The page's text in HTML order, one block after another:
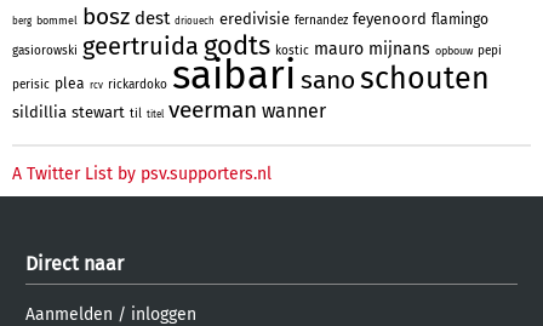
berg bommel bosz dest driouech eredivisie fernandez feyenoord flamingo
gasiorowski geertruida godts kostic mauro mijnans opbouw pepi
perisic plea rcv rickardoko saibari sanoschouten
sildillia stewart til titel veerman wanner
A Twitter List by psv.supporters.nl
Direct naar
Aanmelden / inloggen